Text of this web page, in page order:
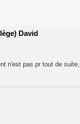
David
n'est pas pr tout de